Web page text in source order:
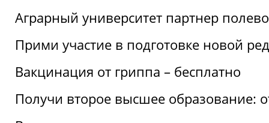
Аграрный университет партнер
Прими участие в подготовке новой
Вакцинация от гриппа – бесплатно
Получи второе высшее образование: